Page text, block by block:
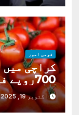
قومی امور
کراچی
700روپے فی کلو تک پہنچ گئی
اکتوبر 19, 2025